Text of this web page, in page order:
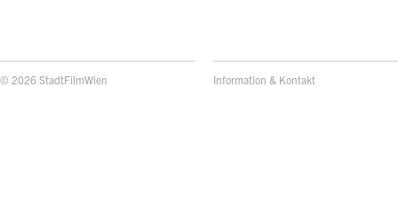
© 2026 StadtFilmWien Information & Kontakt